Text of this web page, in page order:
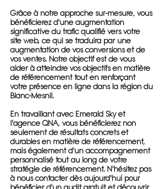
Grâce à notre approche sur-mesure, vous
bénéficierez d'une augmentation
significative du trafic qualifié vers votre
site web, ce qui se traduira par une
augmentation de vos conversions et de
vos ventes. Notre objectif est de vous
aider à atteindre vos objectifs en matière
de référencement tout en renforçant
votre présence en ligne dans la région du
Blanc-Mesnil.
En travaillant avec Emerald Sky et
l'agence QNA, vous bénéficierez non
seulement de résultats concrets et
durables en matière de référencement,
mais également d'un accompagnement
personnalisé tout au long de votre
stratégie de référencement. N'hésitez pas
à nous contacter dès aujourd'hui pour